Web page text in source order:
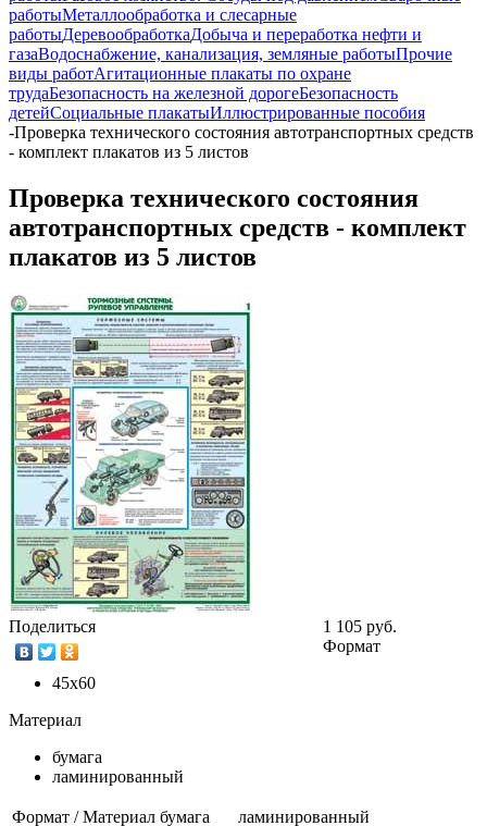
работыМеталлообработка и слесарные
работыДеревообработкаДобыча и переработка нефти и
газаВодоснабжение, канализация, земляные работыПрочие
виды работАгитационные плакаты по охране
трудаБезопасность на железной дорогеБезопасность
детейСоциальные плакатыИллюстрированные пособия
-Проверка технического состояния автотранспортных средств
- комплект плакатов из 5 листов
Проверка технического состояния
автотранспортных средств - комплект
плакатов из 5 листов
Поделиться
1 105 руб.
Формат
45х60
Материал
бумага
ламинированный
Формат / Материал бумага ламинированный